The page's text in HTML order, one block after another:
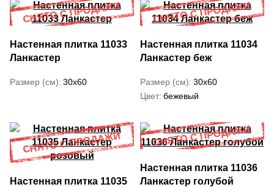
Настенная плитка 11033
Ланкастер
Размер (см) 30x60
Настенная плитка 11034
Ланкастер беж
Размер (см) 30x60
Цвет бежевый
Настенная плитка 11035
Настенная плитка 11036
Ланкастер голубой